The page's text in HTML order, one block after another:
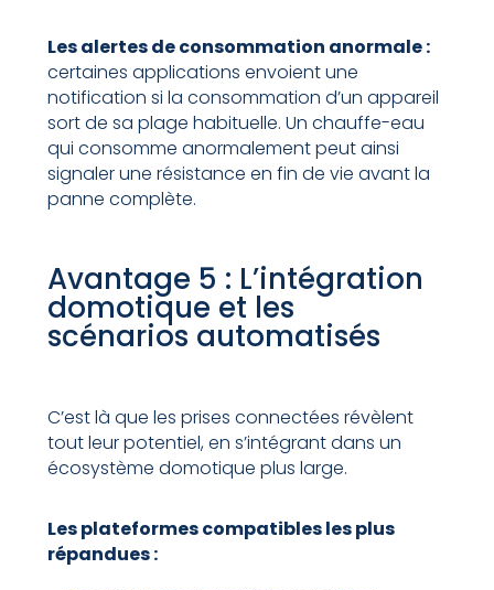
Les alertes de consommation anormale :
certaines applications envoient une
notification si la consommation d’un appareil
sort de sa plage habituelle. Un chauffe-eau
qui consomme anormalement peut ainsi
signaler une résistance en fin de vie avant la
panne complète.
Avantage 5 : L’intégration
domotique et les
scénarios automatisés
C’est là que les prises connectées révèlent
tout leur potentiel, en s’intégrant dans un
écosystème domotique plus large.
Les plateformes compatibles les plus
répandues :